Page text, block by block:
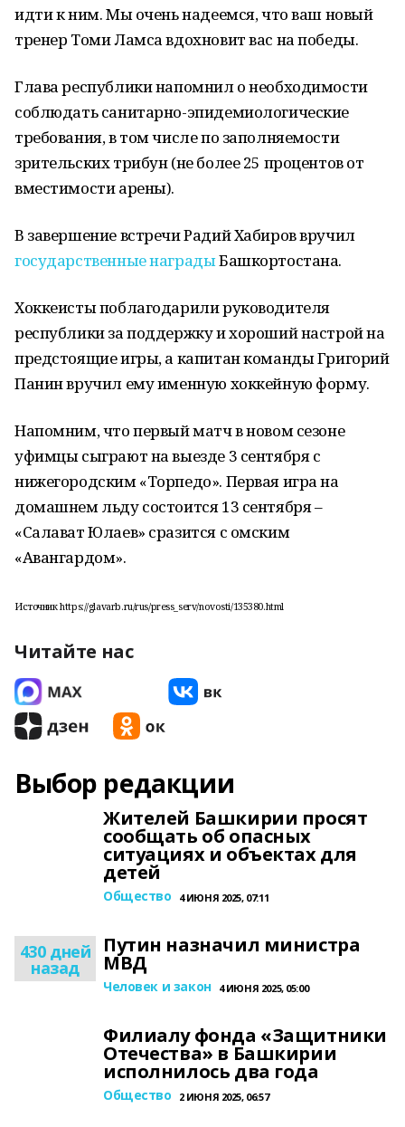
идти к ним. Мы очень надеемся, что ваш новый
тренер Томи Ламса вдохновит вас на победы.
Глава республики напомнил о необходимости
соблюдать санитарно-эпидемиологические
требования, в том числе по заполняемости
зрительских трибун (не более 25 процентов от
вместимости арены).
В завершение встречи Радий Хабиров вручил
государственные наградыБашкортостана.
Хоккеисты поблагодарили руководителя
республики за поддержку и хороший настрой на
предстоящие игры, а капитан команды Григорий
Панин вручил ему именную хоккейную форму.
Напомним, что первый матч в новом сезоне
уфимцы сыграют на выезде 3 сентября с
нижегородским «Торпедо». Первая игра на
домашнем льду состоится 13 сентября –
«Салават Юлаев» сразится с омским
«Авангардом».
Источник https://glavarb.ru/rus/press_serv/novosti/135380.html
Читайте нас
Выбор редакции
Жителей Башкирии просят
сообщать об опасных
ситуациях и объектах для
детей
Общество 4 ИЮНЯ 2025, 07:11
430 дней
назад
Путин назначил министра
МВД
Человек и закон 4 ИЮНЯ 2025, 05:00
Филиалу фонда «Защитники
Отечества» в Башкирии
исполнилось два года
Общество 2 ИЮНЯ 2025, 06:57